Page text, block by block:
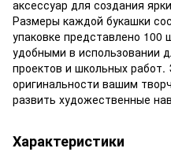
аксессуар для создания
Размеры каждой букашки
упаковке представлено
удобными в использовании
проектов и школьных
оригинальности вашим
развить художественные
Характеристики